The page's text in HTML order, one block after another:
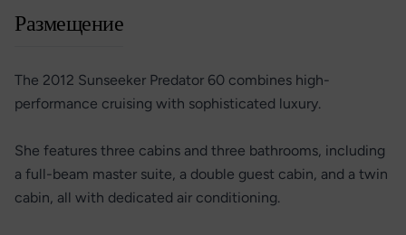
Размещение
The 2012 Sunseeker Predator 60 combines high-
performance cruising with sophisticated luxury.
She features three cabins and three bathrooms, including
a full-beam master suite, a double guest cabin, and a twin
cabin, all with dedicated air conditioning.